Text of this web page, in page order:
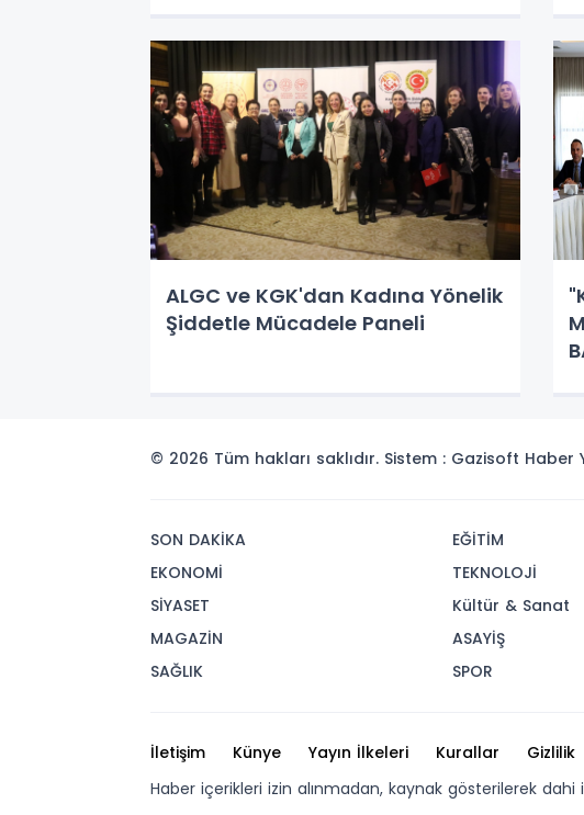
ALGC ve KGK'dan Kadına Yönelik
Şiddetle Mücadele Paneli
© 2026 Tüm hakları saklıdır. Sistem : Gazisoft Haber
SON DAKİKA
EKONOMİ
SİYASET
MAGAZİN
SAĞLIK
EĞİTİM
TEKNOLOJİ
Kültür & Sanat
ASAYİŞ
SPOR
İletişim Künye Yayın İlkeleri Kurallar Gizlilik
Haber içerikleri izin alınmadan, kaynak gösterilerek